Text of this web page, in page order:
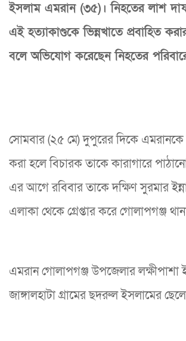
ইসলাম এমরান (৩৫)। নিহতের লাশ
এই হত্যাকাণ্ডকে ভিন্নখাতে প্রবাহিত
বলে অভিযোগ করেছেন নিহতের
সোমবার (২৫ মে) দুপুরের দিকে
করা হলে বিচারক তাকে কারাগারে
এর আগে রবিবার তাকে দক্ষিণ সুরমার
এলাকা থেকে গ্রেপ্তার করে গোলাপগঞ্জ
এমরান গোলাপগঞ্জ উপজেলার লক্ষীপাশা
জাঙ্গালহাটা গ্রামের ছদরুল ইসলামের